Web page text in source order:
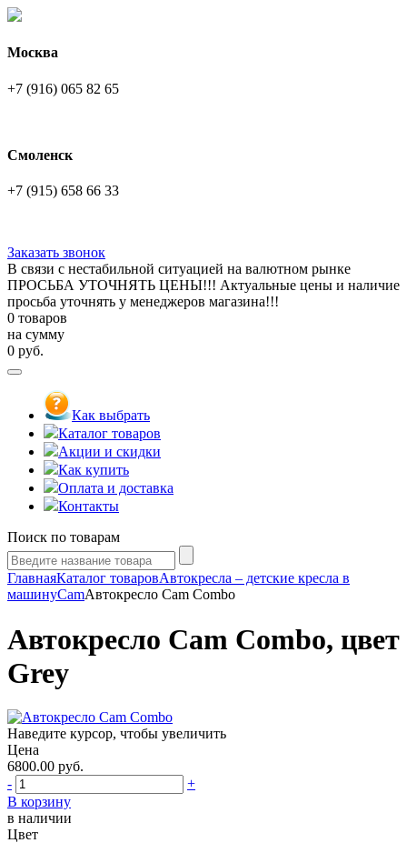
Москва
+7 (916) 065 82 65
Смоленск
+7 (915) 658 66 33
Заказать звонок
В связи с нестабильной ситуацией на валютном рынке
ПРОСЬБА УТОЧНЯТЬ ЦЕНЫ!!! Актуальные цены и наличие
просьба уточнять у менеджеров магазина!!!
0 товаров
на сумму
0 руб.
Как выбрать
Каталог товаров
Акции и скидки
Как купить
Оплата и доставка
Контакты
Поиск по товарам
ГлавнаяКаталог товаровАвтокресла – детские кресла в
машинуCamАвтокресло Cam Combo
Автокресло Cam Combo, цвет
Grey
Наведите курсор, чтобы увеличить
Цена
6800.00 руб.
-
+
В корзину
в наличии
Цвет